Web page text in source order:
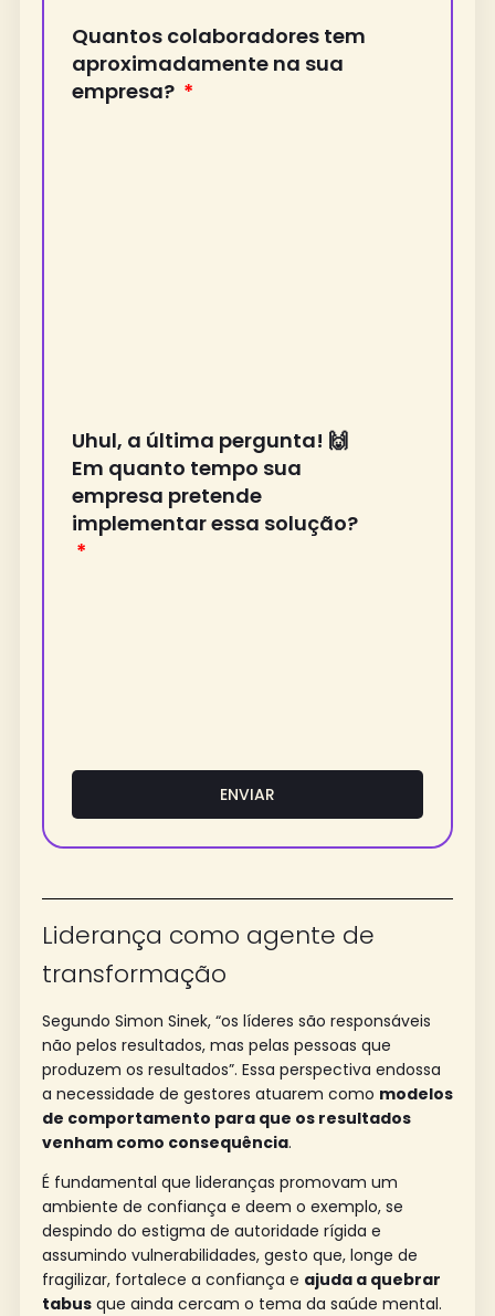
Quantos colaboradores tem
aproximadamente na sua
empresa?
Uhul, a última pergunta! 🙌
Em quanto tempo sua
empresa pretende
implementar essa solução?
ENVIAR
Liderança como agente de
transformação
Segundo Simon Sinek, “os líderes são responsáveis
não pelos resultados, mas pelas pessoas que
produzem os resultados”. Essa perspectiva endossa
a necessidade de gestores atuarem como modelos
de comportamento para que os resultados
venham como consequência.
É fundamental que lideranças promovam um
ambiente de confiança e deem o exemplo, se
despindo do estigma de autoridade rígida e
assumindo vulnerabilidades, gesto que, longe de
fragilizar, fortalece a confiança e ajuda a quebrar
tabus que ainda cercam o tema da saúde mental.